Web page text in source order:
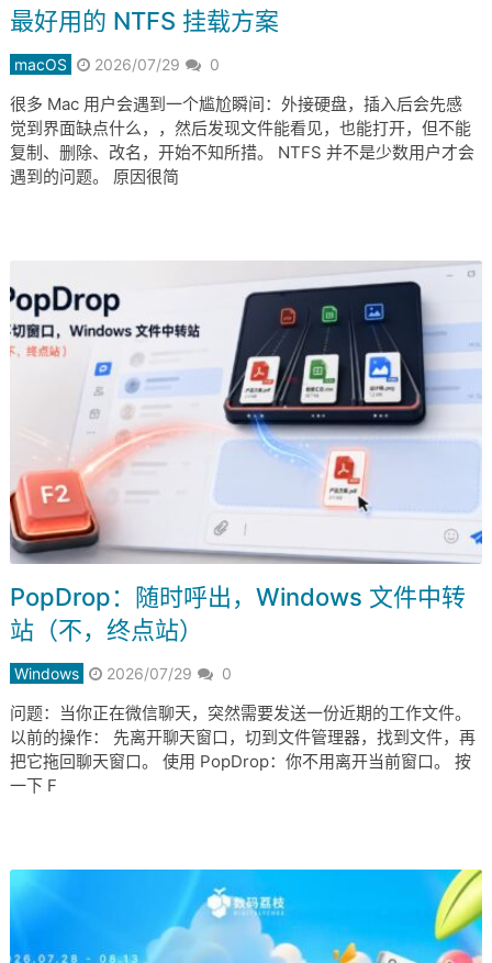
最好用的 NTFS 挂载方案
macOS 2026/07/29 0
很多 Mac 用户会遇到一个尴尬瞬间：外接硬盘，插入后会先感
觉到界面缺点什么，，然后发现文件能看见，也能打开，但不能
复制、删除、改名，开始不知所措。 NTFS 并不是少数用户才会
遇到的问题。 原因很简
PopDrop：随时呼出，Windows 文件中转
站（不，终点站）
Windows 2026/07/29 0
问题：当你正在微信聊天，突然需要发送一份近期的工作文件。
以前的操作： 先离开聊天窗口，切到文件管理器，找到文件，再
把它拖回聊天窗口。 使用 PopDrop：你不用离开当前窗口。 按
一下 F